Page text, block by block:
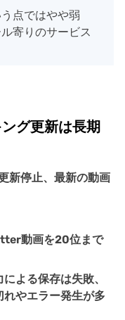
点ではやや弱
寄りのサービス
グ更新は長期
新停止、最新の動画
動画を20位まで
よる保存は失敗、
やエラー発生が多